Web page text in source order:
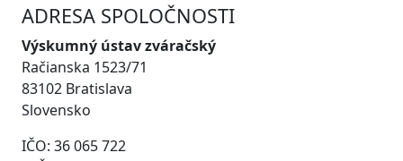
ADRESA SPOLOČNOSTI
Výskumný ústav zváračský
Račianska 1523/71
83102 Bratislava
Slovensko
IČO: 36 065 722